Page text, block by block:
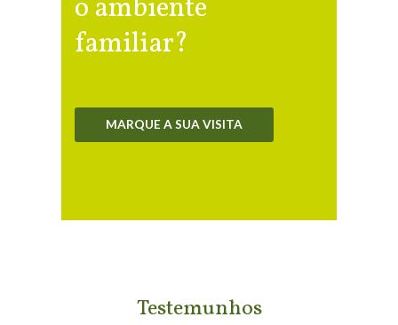
o ambiente
familiar?
MARQUE A SUA VISITA
Testemunhos